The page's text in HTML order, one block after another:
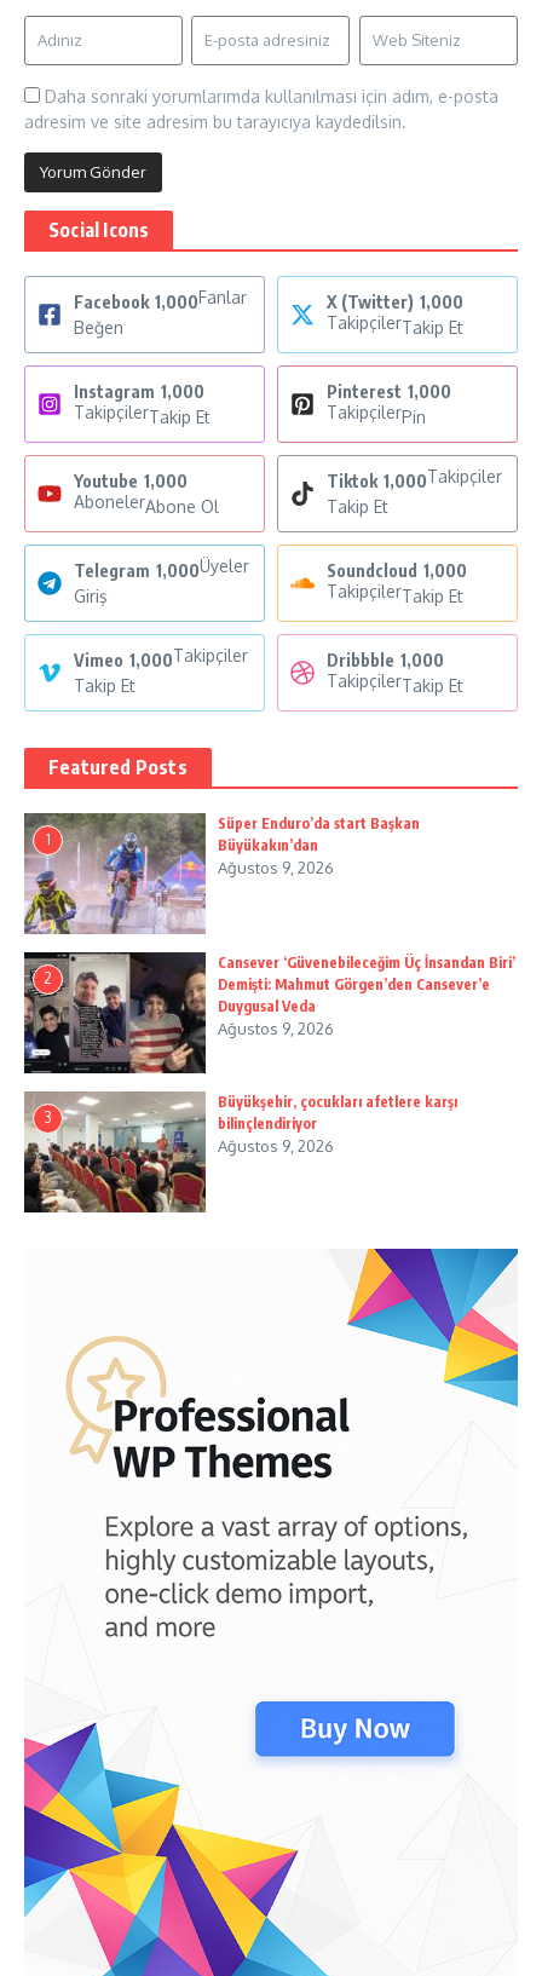
Daha sonraki yorumlarımda kullanılması için adım, e-posta
adresim ve site adresim bu tarayıcıya kaydedilsin.
Social Icons
Facebook 1,000Fanlar
Beğen
X (Twitter) 1,000
TakipçilerTakip Et
Instagram 1,000
TakipçilerTakip Et
Pinterest 1,000
TakipçilerPin
Youtube 1,000
AbonelerAbone Ol
Tiktok 1,000Takipçiler
Takip Et
Telegram 1,000Üyeler
Giriş
Soundcloud 1,000
TakipçilerTakip Et
Vimeo 1,000Takipçiler
Takip Et
Dribbble 1,000
TakipçilerTakip Et
Featured Posts
1
Süper Enduro’da start Başkan
Büyükakın’dan
Ağustos 9, 2026
2
Cansever ‘Güvenebileceğim Üç İnsandan Biri’
Demişti: Mahmut Görgen’den Cansever’e
Duygusal Veda
Ağustos 9, 2026
3
Büyükşehir, çocukları afetlere karşı
bilinçlendiriyor
Ağustos 9, 2026